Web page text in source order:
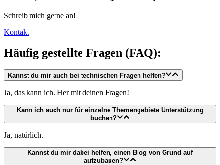
Schreib mich gerne an!
Kontakt
Häufig gestellte Fragen (FAQ):
Kannst du mir auch bei technischen Fragen helfen?
Ja, das kann ich. Her mit deinen Fragen!
Kann ich auch nur für einzelne Themengebiete Unterstützung
buchen?
Ja, natürlich.
Kannst du mir dabei helfen, einen Blog von Grund auf
aufzubauen?